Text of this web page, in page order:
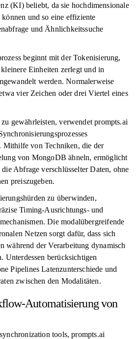
(KI) beliebt, da sie hochdimensionale
und so eine effiziente
und Ähnlichkeitssuche
beginnt mit der Tokenisierung,
Einheiten zerlegt und in
werden. Normalerweise
vier Zeichen oder drei Viertel eines
gewährleisten, verwendet prompts.ai
Mithilfe von Techniken, die der
von MongoDB ähneln, ermöglicht
Abfrage verschlüsselter Daten, ohne
preiszugeben.
zu überwinden,
Timing-Ausrichtungs- und
Die modalübergreifende
Netzen sorgt dafür, dass sich
während der Verarbeitung dynamisch
Unterdessen berücksichtigen
Pipelines Latenzunterschiede und
zwischen den Modalitäten.
Automatisierung von
tools, prompts.ai